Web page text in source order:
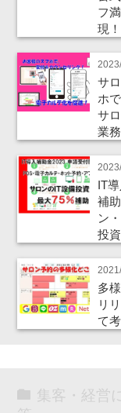
フ
現！
サ
ホ
サ
業
IT
補
ン
投
多
リ
て
集客・経営